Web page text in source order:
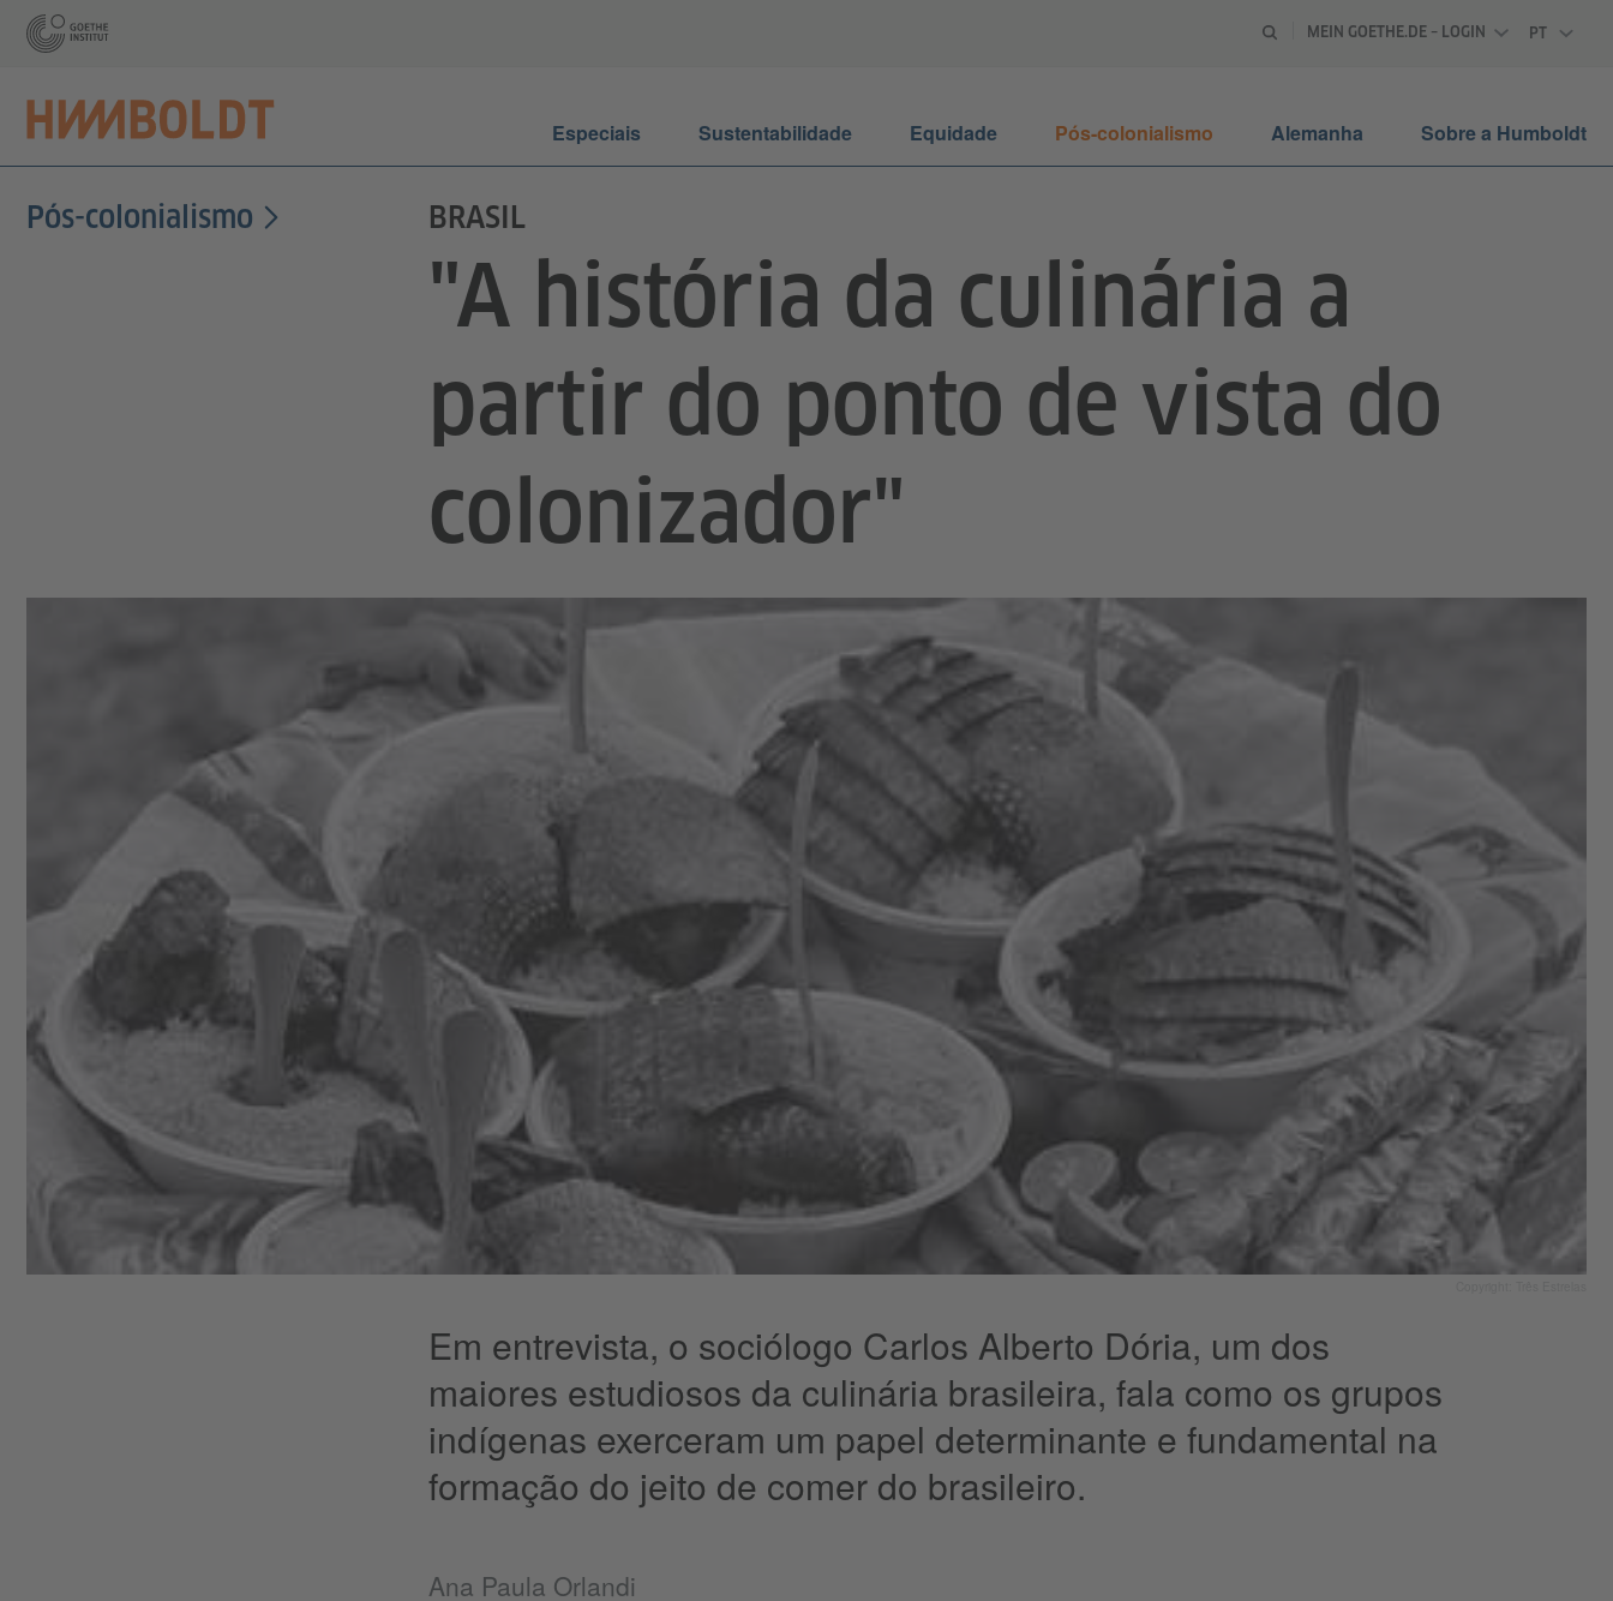
MEIN GOETHE.DE – LOGIN
PT
Especiais Sustentabilidade Equidade Pós-colonialismo Alemanha Sobre a Humboldt
Pós-colonialismo BRASIL
"A história da culinária a
partir do ponto de vista do
colonizador"
Em entrevista, o sociólogo Carlos Alberto Dória, um dos
maiores estudiosos da culinária brasileira, fala como os grupos
indígenas exerceram um papel determinante e fundamental na
formação do jeito de comer do brasileiro.
​Ana Paula Orlandi